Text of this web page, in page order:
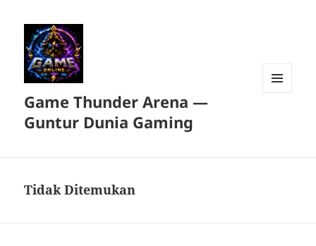
Game Thunder Arena —
Guntur Dunia Gaming
Tidak Ditemukan